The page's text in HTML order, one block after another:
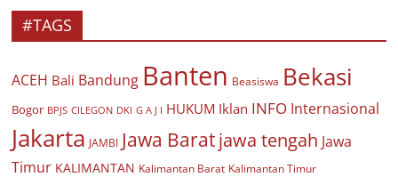
#TAGS
ACEH Bali Bandung Banten Beasiswa Bekasi
Bogor BPJS CILEGON DKI G A J I HUKUM Iklan INFO Internasional
Jakarta JAMBI Jawa Baratjawa tengah Jawa
Timur KALIMANTAN Kalimantan Barat Kalimantan Timur